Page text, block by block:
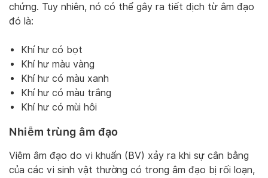
chứng. Tuy nhiên, nó có thể gây ra tiết dịch từ âm đạo
đó là:
Khí hư có bọt
Khí hư màu vàng
Khí hư có màu xanh
Khí hư có màu trắng
Khí hư có mùi hôi
Nhiễm trùng âm đạo
Viêm âm đạo do vi khuẩn (BV) xảy ra khi sự cân bằng
của các vi sinh vật thường có trong âm đạo bị rối loạn,